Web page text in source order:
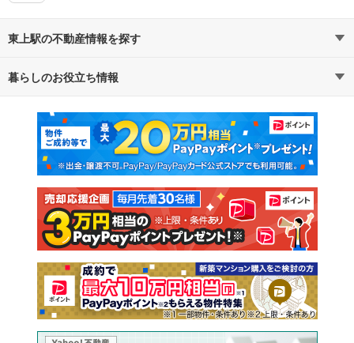
東上駅の不動産情報を探す
不動産・住宅
新築マンション 中古マンション
新築一戸建て 中古一戸建て
注文住宅 土地
売却査定
暮らしのお役立ち情報
マンションカタログ 教えて！住まいの先生